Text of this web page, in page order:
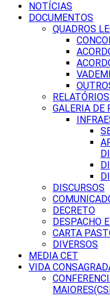
NOTÍCIAS
DOCUMENTOS
QUADROS
GALERIA DE
DISCURSOS
DECRETO
DESPACHO
CARTA
DIVERSOS
MEDIA CET
VIDA